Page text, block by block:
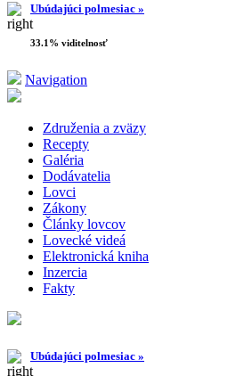
Ubúdajúci polmesiac »
33.1% viditelnosť
Navigation
Združenia a zväzy
Recepty
Galéria
Dodávatelia
Lovci
Zákony
Články lovcov
Lovecké videá
Elektronická kniha
Inzercia
Fakty
Ubúdajúci polmesiac »